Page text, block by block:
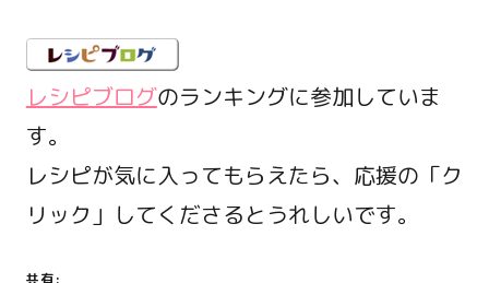
レシピブログのランキングに参加していま
す。
レシピが気に入ってもらえたら、応援の「ク
リック」してくださるとうれしいです。